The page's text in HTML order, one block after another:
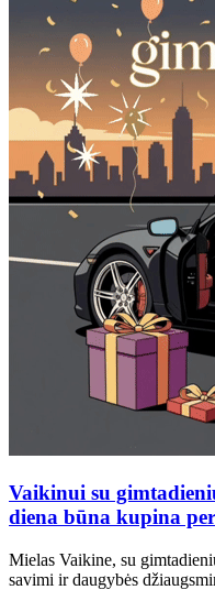
Vaikinui su
diena būna kupina
Mielas Vaikine, su
savimi ir daugybės